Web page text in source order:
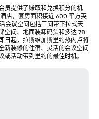
员提供了赚取和兑换积分的机
店，套房面积接近 600 平方英
会议空间包括三间带下拉式天
空间、地面装卸码头和多达 78
日起，拉斯维加斯里约热内卢将
新装修的住宿、灵活的会议空间
或活动带到里约的最佳时机。